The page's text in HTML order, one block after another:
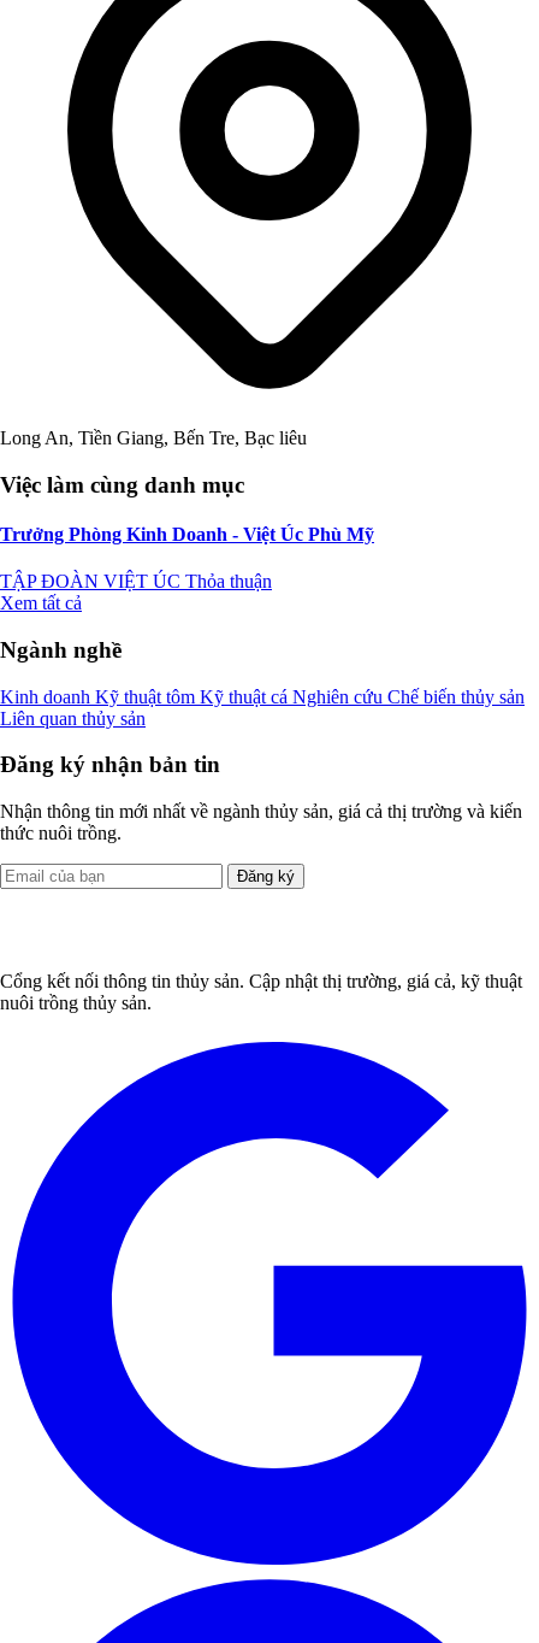
Long An, Tiền Giang, Bến Tre, Bạc liêu
Việc làm cùng danh mục
Trưởng Phòng Kinh Doanh - Việt Úc Phù Mỹ
TẬP ĐOÀN VIỆT ÚC Thỏa thuận
Xem tất cả
Ngành nghề
Kinh doanh Kỹ thuật tôm Kỹ thuật cá Nghiên cứu Chế biến thủy sản
Liên quan thủy sản
Đăng ký nhận bản tin
Nhận thông tin mới nhất về ngành thủy sản, giá cả thị trường và kiến
thức nuôi trồng.
Đăng ký
Cổng kết nối thông tin thủy sản. Cập nhật thị trường, giá cả, kỹ thuật
nuôi trồng thủy sản.